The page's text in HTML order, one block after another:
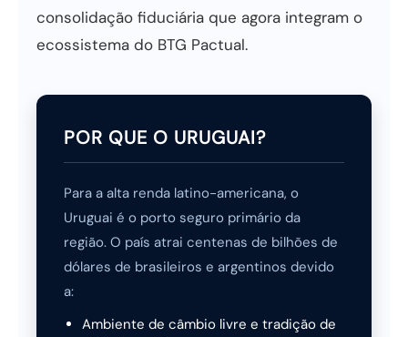
consolidação fiduciária que agora integram o
ecossistema do BTG Pactual.
POR QUE O URUGUAI?
Para a alta renda latino-americana, o
Uruguai é o porto seguro primário da
região. O país atrai centenas de bilhões de
dólares de brasileiros e argentinos devido
a:
Ambiente de câmbio livre e tradição de